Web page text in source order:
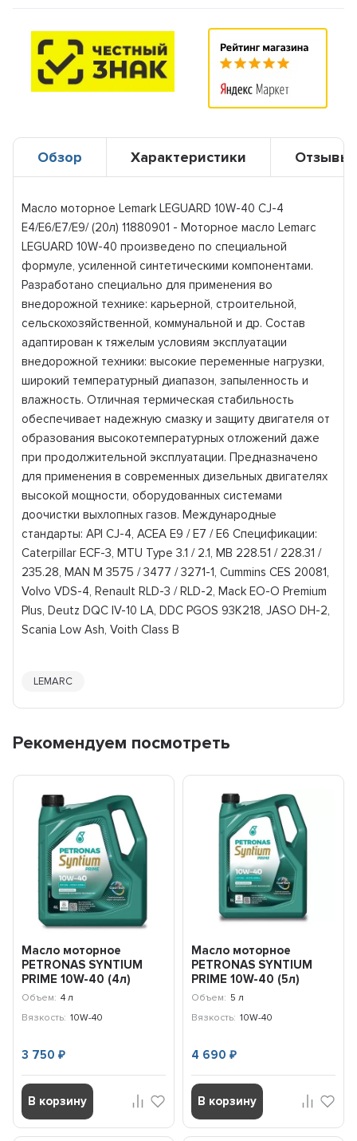
Обзор Характеристики Отзывы
Масло моторное Lemark LEGUARD 10W-40 CJ-4
E4/E6/E7/E9/ (20л) 11880901 - Моторное масло Lemarc
LEGUARD 10W-40 произведено по специальной
формуле, усиленной синтетическими компонентами.
Разработано специально для применения во
внедорожной технике: карьерной, строительной,
сельскохозяйственной, коммунальной и др. Состав
адаптирован к тяжелым условиям эксплуатации
внедорожной техники: высокие переменные нагрузки,
широкий температурный диапазон, запыленность и
влажность. Отличная термическая стабильность
обеспечивает надежную смазку и защиту двигателя от
образования высокотемпературных отложений даже
при продолжительной эксплуатации. Предназначено
для применения в современных дизельных двигателях
высокой мощности, оборудованных системами
доочистки выхлопных газов. Международные
стандарты: API CJ-4, ACEA E9 / E7 / E6 Спецификации:
Caterpillar ECF-3, MTU Type 3.1 / 2.1, MB 228.51 / 228.31 /
235.28, MAN M 3575 / 3477 / 3271-1, Cummins CES 20081,
Volvo VDS-4, Renault RLD-3 / RLD-2, Mack EO-O Premium
Plus, Deutz DQC IV-10 LA, DDC PGOS 93K218, JASO DH-2,
Scania Low Ash, Voith Class B
LEMARC
Рекомендуем посмотреть
Масло моторное
PETRONAS SYNTIUM
PRIME 10W-40 (4л)
71244K1YEU
Объем: 4 л
Вязкость: 10W-40
3 750₽
В корзину
Масло моторное
PETRONAS SYNTIUM
PRIME 10W-40 (5л)
71244M12EU
Объем: 5 л
Вязкость: 10W-40
4 690 ₽
В корзину